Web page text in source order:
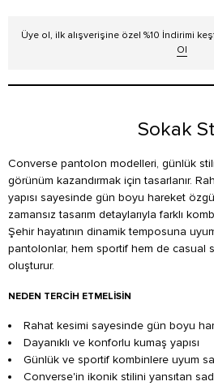
Üye ol, ilk alışverişine özel %10 İndirimi
Ol
Sokak
Converse pantolon modelleri, günlük
görünüm kazandırmak için tasarlanır.
yapısı sayesinde gün boyu hareket
zamansız tasarım detaylarıyla farklı
Şehir hayatının dinamik temposuna
pantolonlar, hem sportif hem de casual
oluşturur.
NEDEN TERCIH ETMELISIN
Rahat kesimi sayesinde gün boyu
Dayanıklı ve konforlu kumaş yapısı
Günlük ve sportif kombinlere uyum
Converse'in ikonik stilini yansıtan